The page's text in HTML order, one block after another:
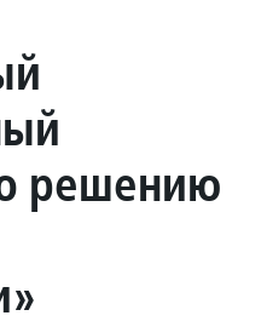
решению